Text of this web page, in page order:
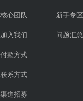
核心团队
加入我们
付款方式
联系方式
渠道招募
新手专区
问题汇总